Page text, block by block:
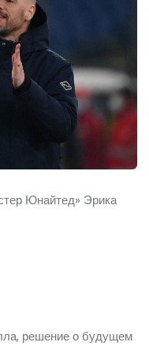
Юнайтед» Эрика
решение о будущем